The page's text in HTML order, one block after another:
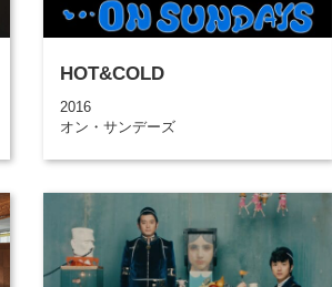
HOT&COLD
2016
オン・サンデーズ